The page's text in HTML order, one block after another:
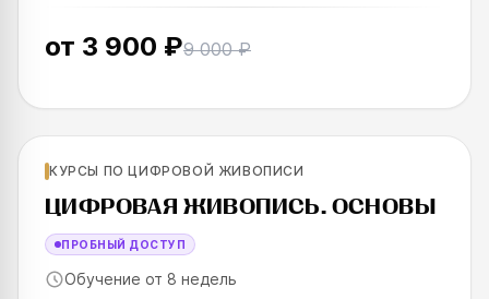
от 3 900 ₽9 000 ₽
SKILLS UP
КУРСЫ ПО ЦИФРОВОЙ ЖИВОПИСИ
ЦИФРОВАЯ ЖИВОПИСЬ. ОСНОВЫ
ПРОБНЫЙ ДОСТУП
Обучение от 8 недель